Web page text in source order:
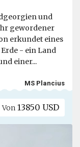
und
gewordener
erkundet eines
- ein Land
einer...
MS Plancius
Von 13850 USD